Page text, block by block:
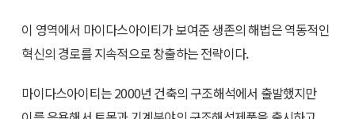
이 영역에서 마이다스아이티가 보여준 생존의 해법은 역동적인
혁신의 경로를 지속적으로 창출하는 전략이다.
마이다스아이티는 2000년 건축의 구조해석에서 출발했지만